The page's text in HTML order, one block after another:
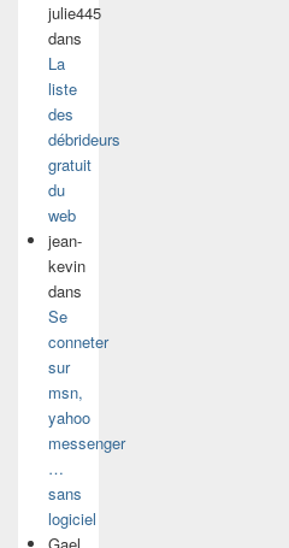
julie445
dans
La
liste
des
débrideurs
gratuit
du
web
jean-
kevin
dans
Se
conneter
sur
msn,
yahoo
messenger
…
sans
logiciel